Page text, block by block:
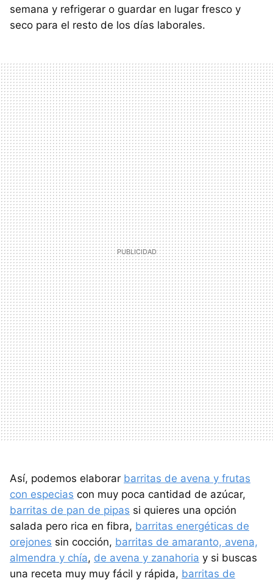
semana y refrigerar o guardar en lugar fresco y
seco para el resto de los días laborales.
Así, podemos elaborar barritas de avena y frutas
con especias con muy poca cantidad de azúcar,
barritas de pan de pipas si quieres una opción
salada pero rica en fibra, barritas energéticas de
orejones sin cocción, barritas de amaranto, avena,
almendra y chía, de avena y zanahoria y si buscas
una receta muy muy fácil y rápida, barritas de